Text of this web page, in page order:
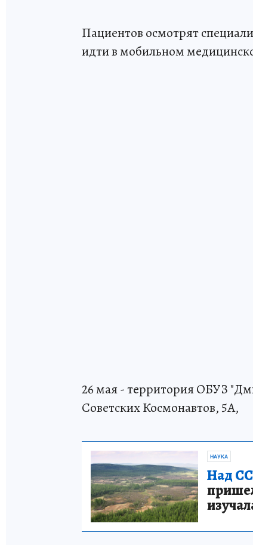
Пациентов осмотрят
идти в мобильном
26 мая - территория ОБУЗ
Советских Космонавтов, 5А,
НАУКА
Над